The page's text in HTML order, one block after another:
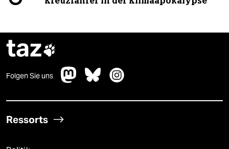
taz
Folgen Sie uns
Ressorts